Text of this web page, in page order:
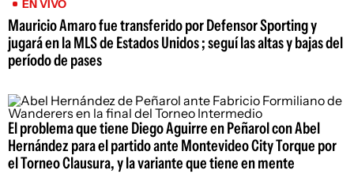
EN VIVO
Mauricio Amaro fue transferido por Defensor Sporting y
jugará en la MLS de Estados Unidos ; seguí las altas y bajas del
período de pases
El problema que tiene Diego Aguirre en Peñarol con Abel
Hernández para el partido ante Montevideo City Torque por
el Torneo Clausura, y la variante que tiene en mente